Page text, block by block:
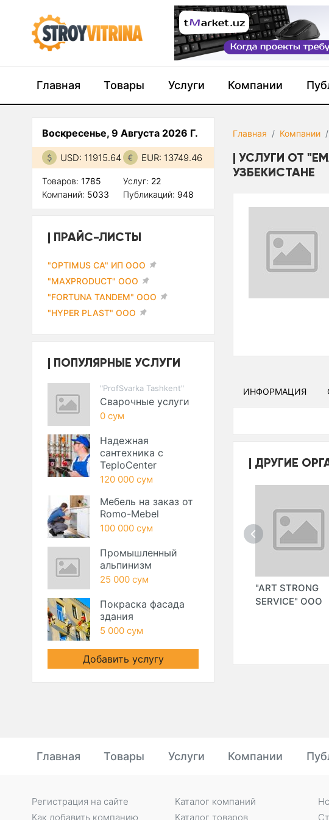
Главная Товары Услуги Компании
Главная Компании
УСЛУГИ ОТ
УЗБЕКИСТАНЕ
ИНФОРМАЦИЯ
ДРУГИЕ
"TEXNOINVEST-ST"
ИП ООО
ООО
"ART STRONG
SERVICE" ООО
Воскресенье, 9 Августа 2026 Г.
USD: 11915.64 EUR: 13749.46
Товаров: 1785
Компаний: 5033
Услуг: 22
Публикаций: 948
ПРАЙС-ЛИСТЫ
"OPTIMUS CA" ИП ООО
"MAXPRODUCT" ООО
"FORTUNA TANDEM" ООО
"HYPER PLAST" ООО
ПОПУЛЯРНЫЕ УСЛУГИ
"ProfSvarka Tashkent"
Сварочные услуги
0 сум
Надежная
сантехника с
TeploCenter
120 000 сум
Мебель на заказ от
Romo-Mebel
100 000 сум
Промышленный
альпинизм
25 000 сум
Покраска фасада
здания
5 000 сум
Добавить услугу
Главная Товары Услуги Компании
Регистрация на сайте
Как добавить компанию
Каталог компаний
Каталог товаров